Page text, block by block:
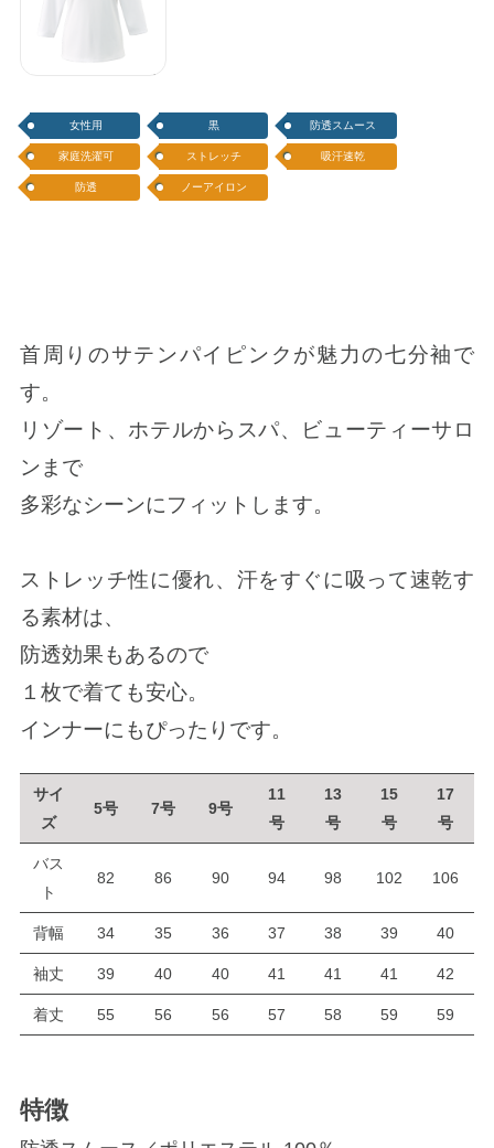
女性用 黒 防透スムース
家庭洗濯可 ストレッチ 吸汗速乾
防透 ノーアイロン
首周りのサテンパイピンクが魅力の七分袖で
す。
リゾート、ホテルからスパ、ビューティーサロ
ンまで
多彩なシーンにフィットします。
ストレッチ性に優れ、汗をすぐに吸って速乾す
る素材は、
防透効果もあるので
１枚で着ても安心。
インナーにもぴったりです。
サイ
ズ
5号 7号 9号
11
号
13
号
15
号
17
号
バス
ト
82 86 90 94 98 102 106
背幅 34 35 36 37 38 39 40
袖丈 39 40 40 41 41 41 42
着丈 55 56 56 57 58 59 59
特徴